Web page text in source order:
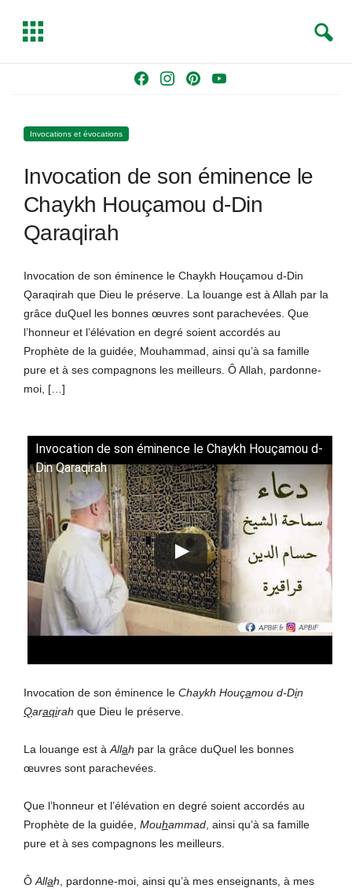
o
k
g
a
r
s
Y
b
T
g
e
a
Invocations et évocations
Invocation de son éminence le
Chaykh Houçamou d-Din
Qaraqirah
Invocation de son éminence le Chaykh Houçamou d-Din
Qaraqirah que Dieu le préserve. La louange est à Allah par la
grâce duQuel les bonnes œuvres sont parachevées. Que
l’honneur et l’élévation en degré soient accordés au
Prophète de la guidée, Mouhammad, ainsi qu’à sa famille
pure et à ses compagnons les meilleurs. Ô Allah, pardonne-
moi, […]
Invocation de son éminence le Chaykh Houçamou d-
Din Qaraqirah
Invocation de son éminence le Chaykh Houçamou d-Din
Qaraqirah que Dieu le préserve.
La louange est à Allah par la grâce duQuel les bonnes
œuvres sont parachevées.
Que l’honneur et l’élévation en degré soient accordés au
Prophète de la guidée, Mouhammad , ainsi qu’à sa famille
pure et à ses compagnons les meilleurs.
Ô Allah , pardonne-moi, ainsi qu’à mes enseignants, à mes